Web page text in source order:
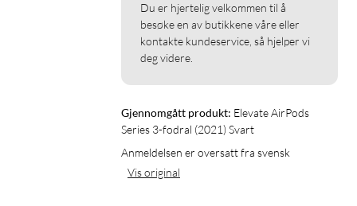
Du er hjertelig velkommen til å
besøke en av butikkene våre eller
kontakte kundeservice, så hjelper vi
deg videre.
Gjennomgått produkt: Elevate AirPods
Series 3-fodral (2021) Svart
Anmeldelsen er oversatt fra svensk
Vis original